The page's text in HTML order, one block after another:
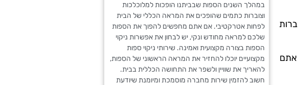
אתם
במהלך השנים הספות שבביתנו הופכות למלוכלכות
וצוברות כתמים שהופכים את המראה הכללי של הבית
לפחות אטרקטיבי. אם אתם מחפשים להפוך את הספות
שלכם למראה מחודש ונקי, יש לבחון את אפשרות ניקוי
הספות בצורה מקצועית ואמינה. שירותי ניקוי ספות
מקצועיים יוכלו להחזיר את המראה הראשוני של הספות,
להאריך את שוויין ולשפר את התחושה הכללית בבית.
חשוב להזמין שירות מחברה מוסמכת ומיומנת שיודעת